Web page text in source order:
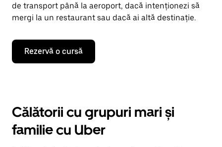
de transport până la aeroport, dacă intenționezi să
mergi la un restaurant sau dacă ai altă destinație.
Rezervă o cursă
Călătorii cu grupuri mari și
familie cu Uber